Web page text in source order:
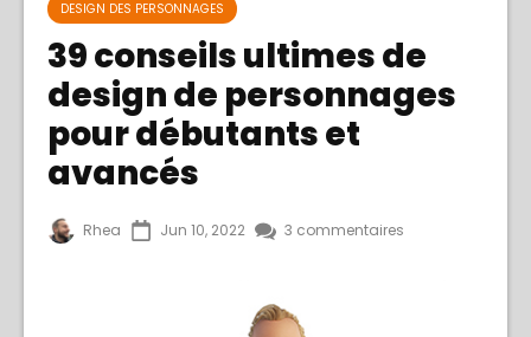
À propos
Connexion
Français
DESIGN DES PERSONNAGES
39 conseils ultimes de
design de personnages
pour débutants et
avancés
Rhea Jun 10, 2022 3 commentaires